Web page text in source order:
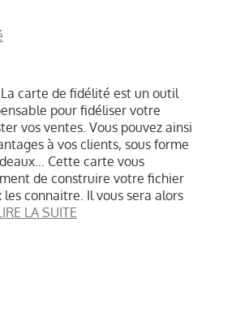
BLOG
CONTACT
carte de fidélité est un outil
pour fidéliser votre
vos ventes. Vous pouvez ainsi
à vos clients, sous forme
Cette carte vous
de construire votre fichier
connaitre. Il vous sera alors
LA SUITE